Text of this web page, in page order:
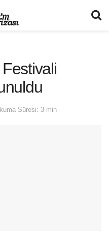
Süresi: 3 min